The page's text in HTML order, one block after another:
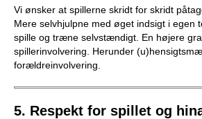
Vi ønsker at spillerne skridt for skridt
Mere selvhjulpne med øget indsigt i egen
spille og træne selvstændigt. En højere
spillerinvolvering. Herunder
forældreinvolvering.
5. Respekt for spillet og